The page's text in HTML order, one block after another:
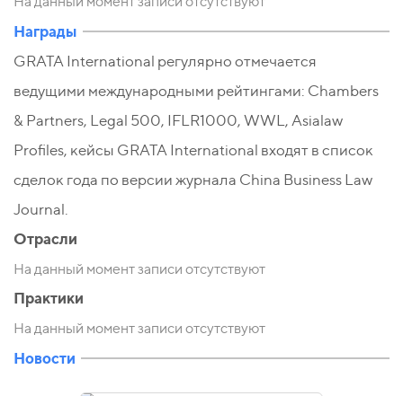
Награды
GRATA International регулярно отмечается
ведущими международными рейтингами: Chambers
& Partners, Legal 500, IFLR1000, WWL, Asialaw
Profiles, кейсы GRATA International входят в список
сделок года по версии журнала China Business Law
Journal.
Отрасли
На данный момент записи отсутствуют
Практики
На данный момент записи отсутствуют
Новости